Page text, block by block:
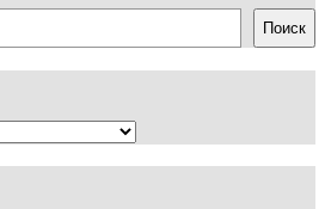
Поиск